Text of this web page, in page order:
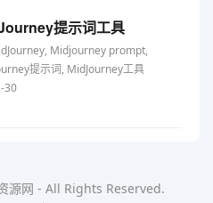
提示词工具
Midjourney prompt,
提示词, MidJourney工具
30
源网 - All Rights Reserved.